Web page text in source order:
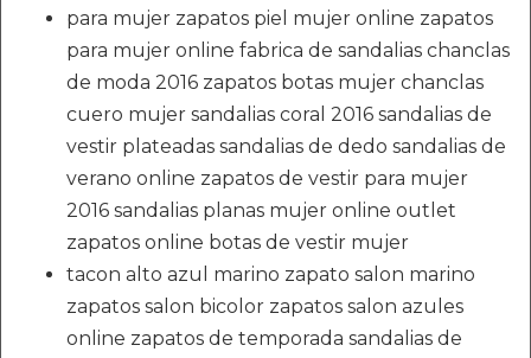
para mujer zapatos piel mujer online zapatos
para mujer online fabrica de sandalias chanclas
de moda 2016 zapatos botas mujer chanclas
cuero mujer sandalias coral 2016 sandalias de
vestir plateadas sandalias de dedo sandalias de
verano online zapatos de vestir para mujer
2016 sandalias planas mujer online outlet
zapatos online botas de vestir mujer
tacon alto azul marino zapato salon marino
zapatos salon bicolor zapatos salon azules
online zapatos de temporada sandalias de